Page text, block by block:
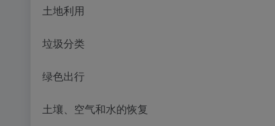
土地利用
垃圾分类
绿色出行
土壤、空气和水的恢复